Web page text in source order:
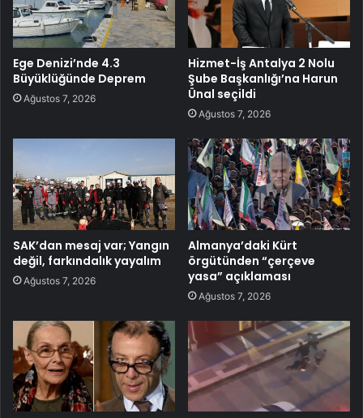
Ege Denizi’nde 4.3
Büyüklüğünde Deprem
Ağustos 7, 2026
Hizmet-İş Antalya 2 Nolu
Şube Başkanlığı’na Harun
Ünal seçildi
Ağustos 7, 2026
SAK’dan mesaj var; Yangın
değil, farkındalık yayalım
Ağustos 7, 2026
Almanya’daki Kürt
örgütünden “çerçeve
yasa” açıklaması
Ağustos 7, 2026